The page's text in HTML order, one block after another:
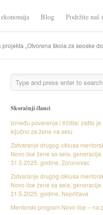
Blog Podržite naš
„Otvorena škola za seoske
Skorašnji članci
Između poverenja i tržišta: zašto
ključno za žene na selu
Zatvaranje drugog ciklusa
Novo lice žene sa sela, generacija
31.5.2025. godine, Zorunovac
Zatvaranje drugog ciklusa
Novo lice žene sa sela, generacija
21.5.2025. godine, Nepričava
Mentorski program Novo lice – na